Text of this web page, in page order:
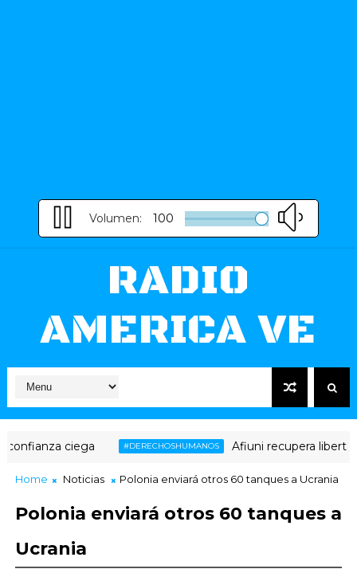
Volumen: 100
RADIO
AMERICA VE
ciega #DERECHOSHUMANOS Afiuni recupera libertad
Home Noticias Polonia enviará otros 60 tanques a Ucrania
Polonia enviará otros 60 tanques a
Ucrania